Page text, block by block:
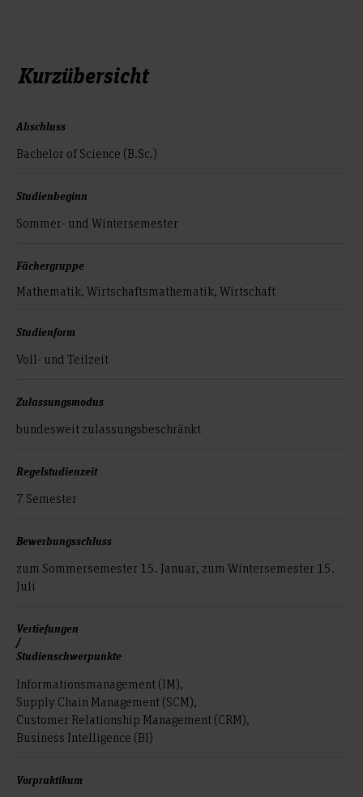
Kurzübersicht
Abschluss
Bachelor of Science (B.Sc.)
Studienbeginn
Sommer- und Wintersemester
Fächergruppe
Mathematik, Wirtschaftsmathematik, Wirtschaft
Studienform
Voll- und Teilzeit
Zulassungsmodus
bundesweit zulassungs­beschränkt
Regelstudienzeit
7 Semester
Bewerbungsschluss
zum Sommersemester 15. Januar, zum Wintersemester 15.
Juli
Vertiefungen
/
Studienschwerpunkte
Informationsmanagement (IM),
Supply Chain Management (SCM),
Customer Relationship Management (CRM),
Business Intelligence (BI)
Vorpraktikum